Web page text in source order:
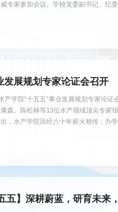
专家参加会议。学校党委副书记、纪
平、实现内涵跃升的重要阶段。“十四
发展规划专家论证会召开
产学院“十五五”事业发展规划专家论
森、陈松林等13位水产领域顶尖专家
，水产学院历经八十年薪火相传，办
学科聚力乘势而上、不断提升内涵、
五】深耕蔚蓝，研育未来